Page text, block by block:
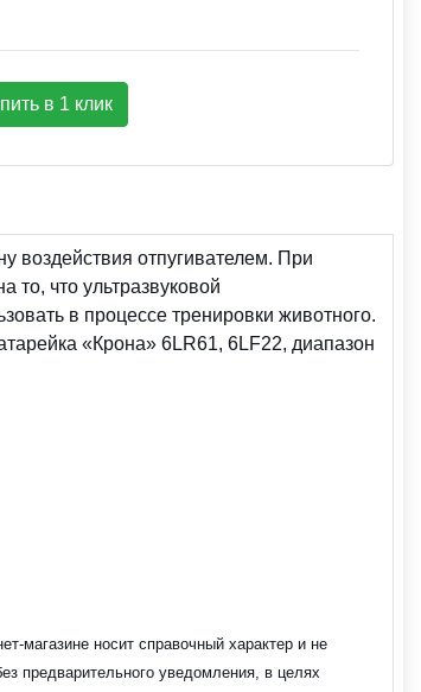
в 1 клик
воздействия отпугивателем. При
что ультразвуковой
в процессе тренировки животного.
«Крона» 6LR61, 6LF22, диапазон
магазине носит справочный характер и не
предварительного уведомления, в целях